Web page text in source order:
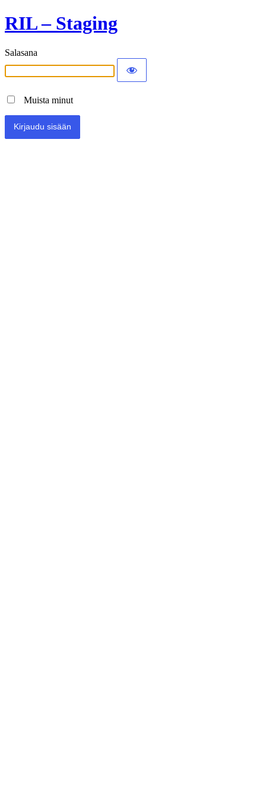
RIL – Staging
Salasana
Muista minut